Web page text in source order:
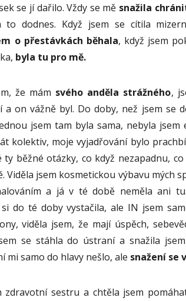
se jí dařilo. Vždy se mě snažila
dodnes. Když jsem se cítila
o přestávkách běhala, když jsem
byla tu pro mě.
že mám svého anděla strážného,
a on vážně byl. Do doby, než jsem se
jsem tam byla sama, nebyla
kolektiv, moje vyjadřování bylo
ty běžné otázky, co když nezapadnu,
Viděla jsem kosmetickou výbavu mých
a já v té době neměla ani
do té doby vystačila, ale IN jsem
viděla jsem, že mají úspěch,
se stáhla do ústraní a snažila
mi samo do hlavy nešlo, ale snažení se
zdravotní sestru a chtěla jsem